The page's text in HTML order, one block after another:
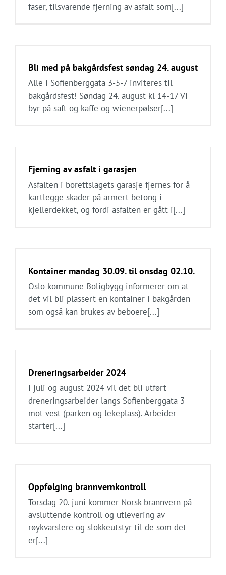
faser, tilsvarende fjerning av asfalt som[...]
Bli med på bakgårdsfest søndag 24. august
Alle i Sofienberggata 3-5-7 inviteres til
bakgårdsfest! Søndag 24. august kl 14-17 Vi
byr på saft og kaffe og wienerpølser[...]
Fjerning av asfalt i garasjen
Asfalten i borettslagets garasje fjernes for å
kartlegge skader på armert betong i
kjellerdekket, og fordi asfalten er gått i[...]
Kontainer mandag 30.09. til onsdag 02.10.
Oslo kommune Boligbygg informerer om at
det vil bli plassert en kontainer i bakgården
som også kan brukes av beboere[...]
Dreneringsarbeider 2024
I juli og august 2024 vil det bli utført
dreneringsarbeider langs Sofienberggata 3
mot vest (parken og lekeplass). Arbeider
starter[...]
Oppfølging brannvernkontroll
Torsdag 20. juni kommer Norsk brannvern på
avsluttende kontroll og utlevering av
røykvarslere og slokkeutstyr til de som det
er[...]